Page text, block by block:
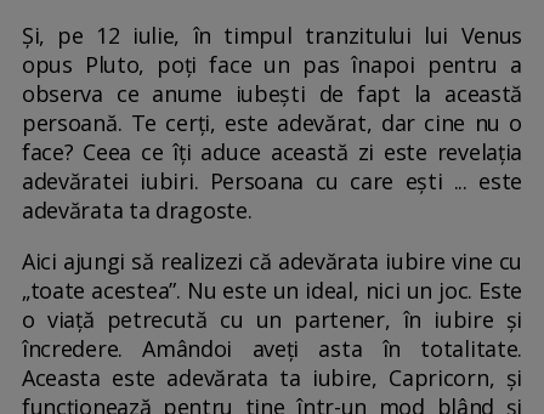
Și, pe 12 iulie, în timpul tranzitului lui Venus
opus Pluto, poți face un pas înapoi pentru a
observa ce anume iubești de fapt la această
persoană. Te cerți, este adevărat, dar cine nu o
face? Ceea ce îți aduce această zi este revelația
adevăratei iubiri. Persoana cu care ești ... este
adevărata ta dragoste.
Aici ajungi să realizezi că adevărata iubire vine cu
„toate acestea”. Nu este un ideal, nici un joc. Este
o viață petrecută cu un partener, în iubire și
încredere. Amândoi aveți asta în totalitate.
Aceasta este adevărata ta iubire, Capricorn, și
funcționează pentru tine într-un mod blând și